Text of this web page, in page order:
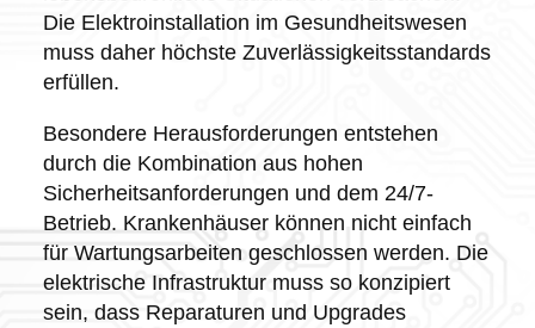
Die Elektroinstallation im Gesundheitswesen
muss daher höchste Zuverlässigkeitsstandards
erfüllen.
Besondere Herausforderungen entstehen
durch die Kombination aus hohen
Sicherheitsanforderungen und dem 24/7-
Betrieb. Krankenhäuser können nicht einfach
für Wartungsarbeiten geschlossen werden. Die
elektrische Infrastruktur muss so konzipiert
sein, dass Reparaturen und Upgrades